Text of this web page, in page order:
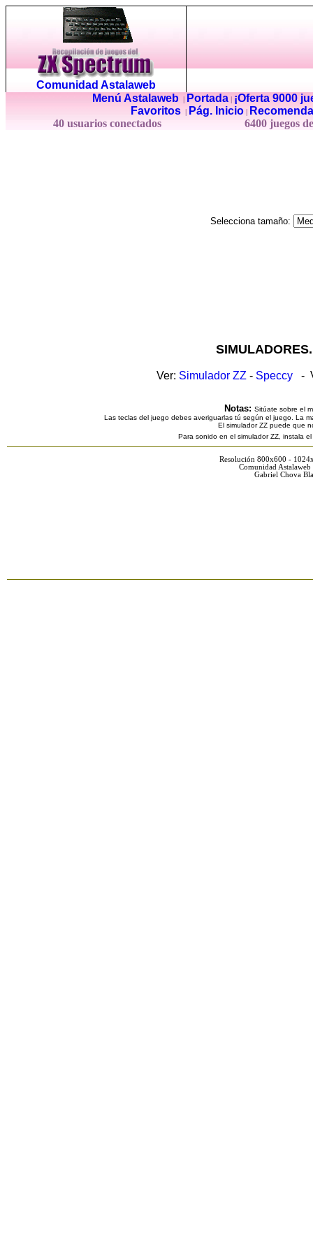
Comunidad Astalaweb
Menú Astalaweb| Portada|
¡Oferta 9000
Favoritos
Pág. Inicio
40 usuarios conectados
6400 juegos
Selecciona tamaño:
Ver: Simulador ZZ - Speccy -
Notas: Sitúate sobre el
Las teclas del juego debes averiguarlas tú según el juego. La
El simulador ZZ puede que
Para sonido en el simulador ZZ, instala
Resolución 800x600 -
Comunidad
Gabriel Chova